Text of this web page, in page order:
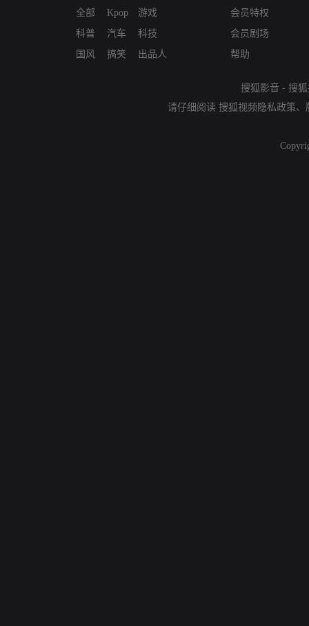
全部
科普
国风
Kpop
汽车
搞笑
游戏
科技
出品人
会员特权
会员剧场
帮助
搜狐影音 - 搜
请仔细阅读 搜狐视频隐私政策、